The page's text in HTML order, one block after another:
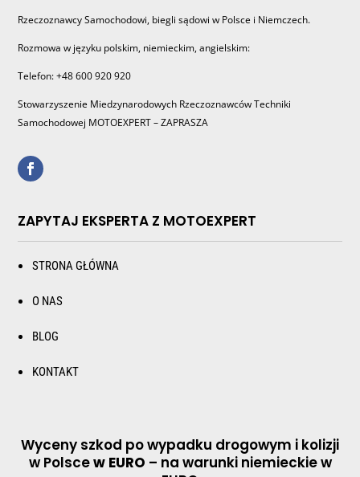
Rzeczoznawcy Samochodowi, biegli sądowi w Polsce i Niemczech.
Rozmowa w języku polskim, niemieckim, angielskim:
Telefon: +48 600 920 920
Stowarzyszenie Miedzynarodowych Rzeczoznawców Techniki
Samochodowej MOTOEXPERT – ZAPRASZA
ZAPYTAJ EKSPERTA Z MOTOEXPERT
STRONA GŁÓWNA
O NAS
BLOG
KONTAKT
Wyceny szkod po wypadku drogowym i kolizji
w Polscew EURO – na warunki niemieckie w